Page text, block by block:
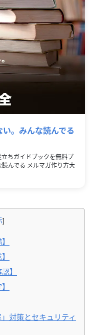
。みんな読んでる
ちガイドブックを無料プ
んでる メルマガ作り方大
]
】
対策とセキュリティ